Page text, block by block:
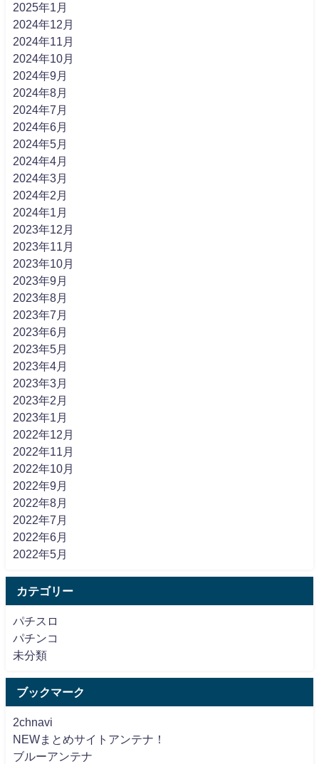
2025年1月
2024年12月
2024年11月
2024年10月
2024年9月
2024年8月
2024年7月
2024年6月
2024年5月
2024年4月
2024年3月
2024年2月
2024年1月
2023年12月
2023年11月
2023年10月
2023年9月
2023年8月
2023年7月
2023年6月
2023年5月
2023年4月
2023年3月
2023年2月
2023年1月
2022年12月
2022年11月
2022年10月
2022年9月
2022年8月
2022年7月
2022年6月
2022年5月
カテゴリー
パチスロ
パチンコ
未分類
ブックマーク
2chnavi
NEWまとめサイトアンテナ！
ブルーアンテナ